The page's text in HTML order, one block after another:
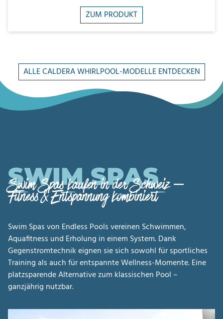
ZUM PRODUKT
ALLE CALDERA WHIRLPOOL-MODELLE ENTDECKEN
SWIM SPAS
Swim Spas kaufen in der Schweiz –
Fitness & Entspannung kombiniert
Swim Spas von Endless Pools vereinen Schwimmen,
Aquafitness und Erholung in einem System. Dank
Gegenstromtechnik eignen sie sich sowohl für sportliches
Training als auch für entspannte Wellness-Momente. Eine
platzsparende Alternative zum klassischen Pool –
ganzjährig nutzbar.